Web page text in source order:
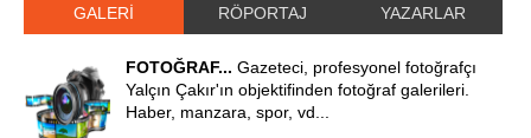
GALERİ RÖPORTAJ YAZARLAR
FOTOĞRAF... Gazeteci, profesyonel fotoğrafçı
Yalçın Çakır'ın objektifinden fotoğraf galerileri.
Haber, manzara, spor, vd...